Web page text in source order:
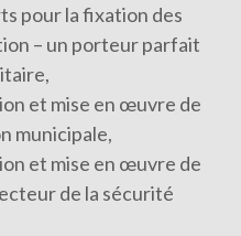
pour la fixation des
– un porteur parfait
et mise en œuvre de
municipale,
et mise en œuvre de
de la sécurité